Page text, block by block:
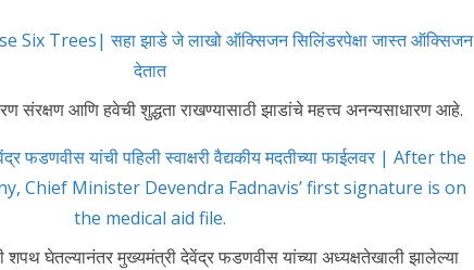
Six Trees| सहा झाडे जे लाखो ऑक्सिजन सिलिंडरपेक्षा जास्त ऑक्सिजन
देतात
संरक्षण आणि हवेची शुद्धता राखण्यासाठी झाडांचे महत्त्व अनन्यसाधारण आहे.
फडणवीस यांची पहिली स्वाक्षरी वैद्यकीय मदतीच्या फाईलवर | After the
Chief Minister Devendra Fadnavis’ first signature is on
the medical aid file.
शपथ घेतल्यानंतर मुख्यमंत्री देवेंद्र फडणवीस यांच्या अध्यक्षतेखाली झालेल्या